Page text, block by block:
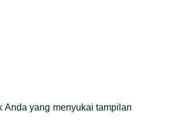
yang menyukai tampilan